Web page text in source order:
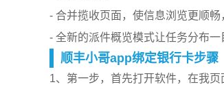
- 合并揽收页面，使信息浏览更顺畅
- 全新的派件概览模式让任务分布
顺丰小哥app绑定银行卡步骤
1、第一步，首先打开软件，在我页